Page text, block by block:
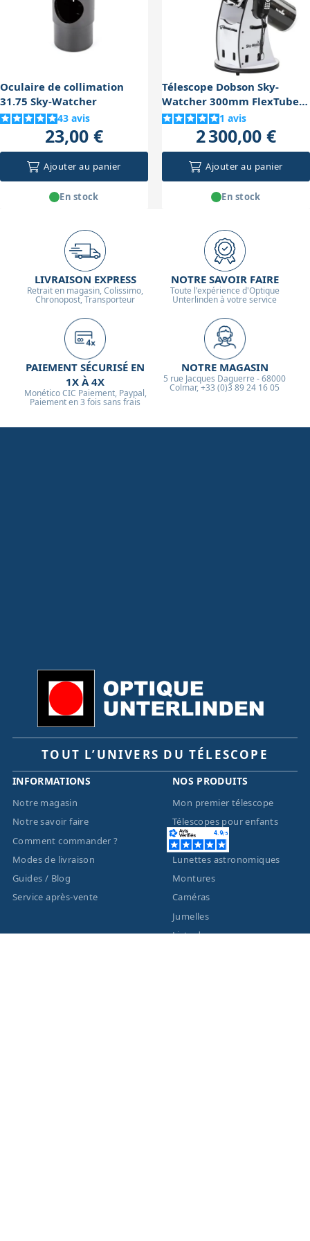
Cheshire ou en défocalisant une étoile brillante. Cette
opération devient un réflexe avec l'expérience et
Oculaire de collimation
31.75 Sky-Watcher
43 avis
23,00 €
Ajouter au panier
En stock
Télescope Dobson Sky-
Watcher 300mm FlexTube
Go-To
1 avis
2 300,00 €
Ajouter au panier
En stock
LIVRAISON EXPRESS
Retrait en magasin, Colissimo,
Chronopost, Transporteur
NOTRE SAVOIR FAIRE
Toute l'expérience d'Optique
Unterlinden à votre service
PAIEMENT SÉCURISÉ EN
1X À 4X
Monético CIC Paiement, Paypal,
Paiement en 3 fois sans frais
NOTRE MAGASIN
5 rue Jacques Daguerre - 68000
Colmar, +33 (0)3 89 24 16 05
TOUT L’UNIVERS DU TÉLESCOPE
INFORMATIONS
Notre magasin
Notre savoir faire
Comment commander ?
Modes de livraison
Guides / Blog
Service après-vente
NOS PRODUITS
Mon premier télescope
Télescopes pour enfants
Télescopes
Lunettes astronomiques
Montures
Caméras
Jumelles
Liste des marques